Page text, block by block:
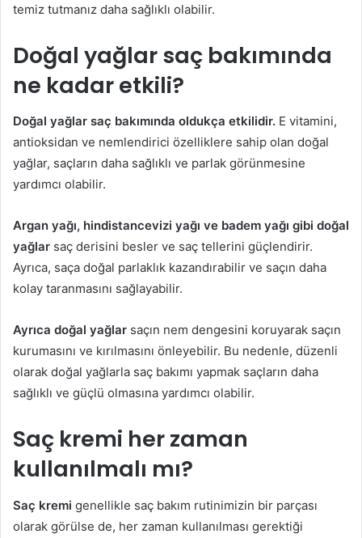
temiz tutmanız daha sağlıklı olabilir.
Doğal yağlar saç bakımında
ne kadar etkili?
Doğal yağlar saç bakımında oldukça etkilidir. E vitamini,
antioksidan ve nemlendirici özelliklere sahip olan doğal
yağlar, saçların daha sağlıklı ve parlak görünmesine
yardımcı olabilir.
Argan yağı, hindistancevizi yağı ve badem yağı gibi doğal
yağlar saç derisini besler ve saç tellerini güçlendirir.
Ayrıca, saça doğal parlaklık kazandırabilir ve saçın daha
kolay taranmasını sağlayabilir.
Ayrıca doğal yağlar saçın nem dengesini koruyarak saçın
kurumasını ve kırılmasını önleyebilir. Bu nedenle, düzenli
olarak doğal yağlarla saç bakımı yapmak saçların daha
sağlıklı ve güçlü olmasına yardımcı olabilir.
Saç kremi her zaman
kullanılmalı mı?
Saç kremi genellikle saç bakım rutinimizin bir parçası
olarak görülse de, her zaman kullanılması gerektiği